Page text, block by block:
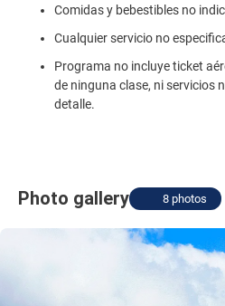
Comidas y bebestibles no
Cualquier servicio no
Programa no incluye ticket
de ninguna clase, ni servicios
detalle.
Photo gallery 8 photos